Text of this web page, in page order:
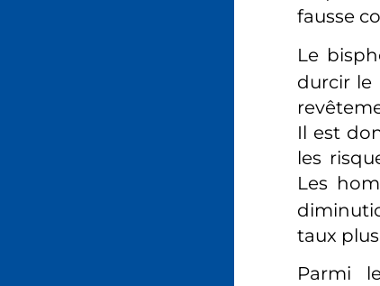
fausse
Le
durcir le
Il est
les
Les
taux
Parmi